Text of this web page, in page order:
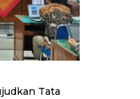
Tata